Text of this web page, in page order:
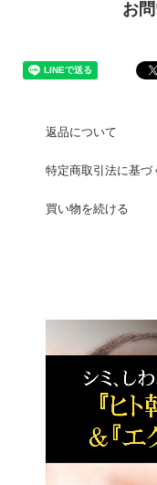
お
返品について
特定商取引法に基づ
買い物を続ける